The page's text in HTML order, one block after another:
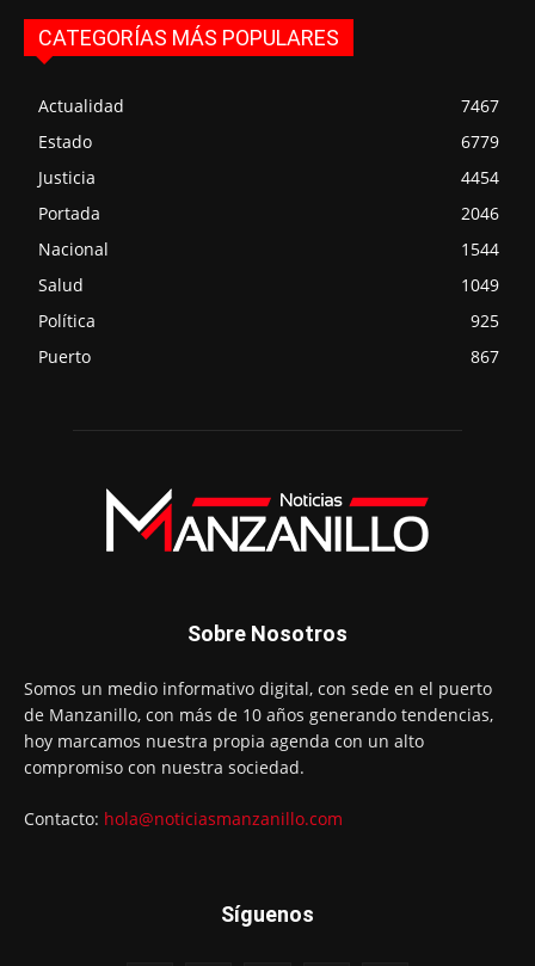
CATEGORÍAS MÁS POPULARES
Actualidad
7467
Estado
6779
Justicia
4454
Portada
2046
Nacional
1544
Salud
1049
Política
925
Puerto
867
Sobre Nosotros
Somos un medio informativo digital, con sede en el puerto
de Manzanillo, con más de 10 años generando tendencias,
hoy marcamos nuestra propia agenda con un alto
compromiso con nuestra sociedad.
Contacto: hola@noticiasmanzanillo.com
Síguenos